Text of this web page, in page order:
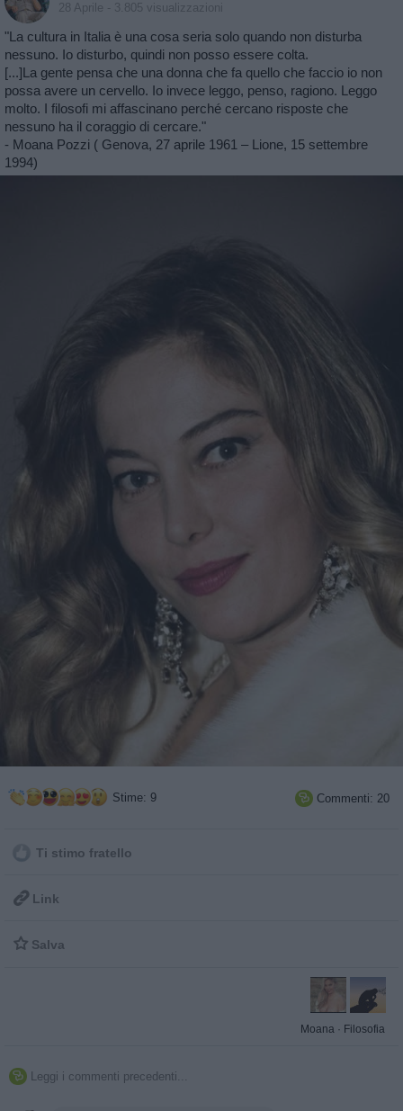
28 Aprile - 3.805 visualizzazioni
"La cultura in Italia è una cosa seria solo quando non disturba
nessuno. Io disturbo, quindi non posso essere colta.
[...]La gente pensa che una donna che fa quello che faccio io non
possa avere un cervello. Io invece leggo, penso, ragiono. Leggo
molto. I filosofi mi affascinano perché cercano risposte che
nessuno ha il coraggio di cercare."
- Moana Pozzi ( Genova, 27 aprile 1961 – Lione, 15 settembre
1994)
Stime: 9  Commenti: 20
Ti stimo fratello
 Link
 Salva
Moana · Filosofia
 Leggi i commenti precedenti...